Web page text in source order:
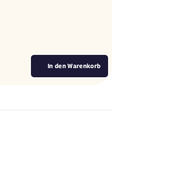
In den Warenkorb